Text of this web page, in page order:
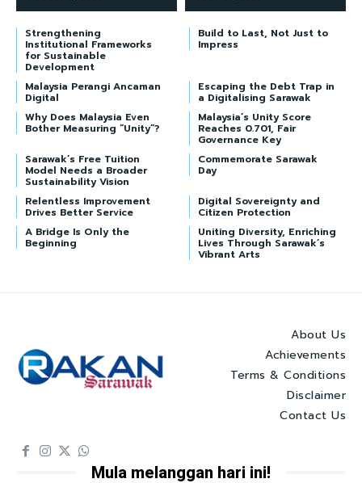
Strengthening
Institutional Frameworks
for Sustainable
Development
Build to Last, Not Just to
Impress
Malaysia Perangi Ancaman
Digital
Escaping the Debt Trap in
a Digitalising Sarawak
Why Does Malaysia Even
Bother Measuring “Unity”?
Malaysia’s Unity Score
Reaches 0.701, Fair
Governance Key
Sarawak’s Free Tuition
Model Needs a Broader
Sustainability Vision
Commemorate Sarawak
Day
Relentless Improvement
Drives Better Service
Digital Sovereignty and
Citizen Protection
A Bridge Is Only the
Beginning
Uniting Diversity, Enriching
Lives Through Sarawak’s
Vibrant Arts
About Us
Achievements
Terms & Conditions
Disclaimer
Contact Us
Mula melanggan hari ini!